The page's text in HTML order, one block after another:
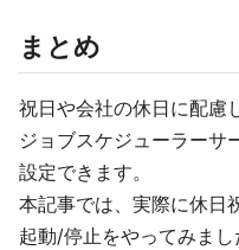
まとめ
祝日や会社の休日に配慮
ジョブスケジューラーサ
設定できます。
本記事では、実際に休日
起動/停止をやってみま